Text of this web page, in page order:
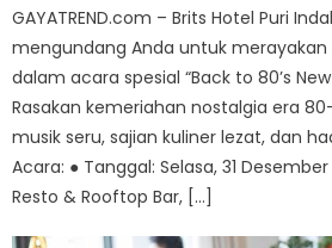
GAYATREND.com – Brits Hotel Puri
mengundang Anda untuk
dalam acara spesial “Back to 80’s New
Rasakan kemeriahan nostalgia era
musik seru, sajian kuliner lezat, dan
Acara: ● Tanggal: Selasa, 31
Resto & Rooftop Bar, […]